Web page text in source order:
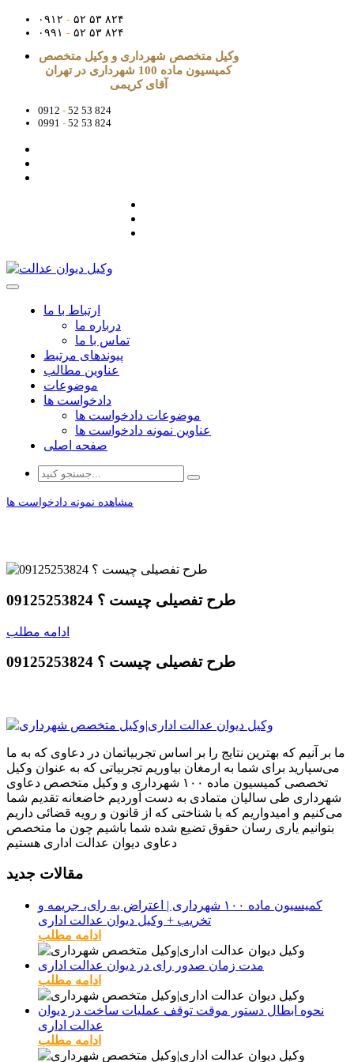
۰۹۱۲ - ۵۲ ۵۳ ۸۲۴
۰۹۹۱ - ۵۲ ۵۳ ۸۲۴
وکیل متخصص شهرداری و وکیل متخصص
کمیسیون ماده 100 شهرداری در تهران
آقای کریمی
0912 - 52 53 824
0991 - 52 53 824
ارتباط با ما
درباره ما
تماس با ما
پیوندهای مرتبط
عناوین مطالب
موضوعات
دادخواست ها
موضوعات دادخواست ها
عناوین نمونه دادخواست ها
صفحه اصلی
مشاهده نمونه دادخواست ها
طرح تفصیلی چیست ؟ 09125253824
ادامه مطلب
طرح تفصیلی چیست ؟ 09125253824
ما بر آنیم که بهترین نتایج را بر اساس تجربیاتمان در دعاوی که به ما
می‌سپارید برای شما به ارمغان بیاوریم تجربیاتی که به عنوان وکیل
تخصصی کمیسیون ماده ۱۰۰ شهرداری و وکیل متخصص دعاوی
شهرداری طی سالیان متمادی به دست آوردیم خاضعانه تقدیم شما
می‌کنیم و امیدواریم که با شناختی که از قانون و رویه قضائی داریم
بتوانیم یاری رسان حقوق تضیع شده شما باشیم چون ما متخصص
دعاوی دیوان عدالت اداری هستیم
مقالات جدید
کمیسیون ماده ۱۰۰ شهرداری | اعتراض به رای، جریمه و
تخریب + وکیل دیوان عدالت اداری
ادامه مطلب
مدت زمان صدور رای در دیوان عدالت اداری
ادامه مطلب
نحوه ابطال دستور موقت توقف عملیات ساخت در دیوان
عدالت اداری
ادامه مطلب